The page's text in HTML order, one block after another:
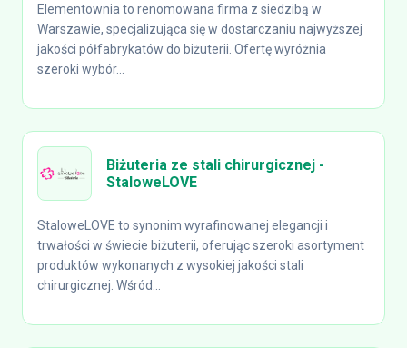
Elementownia to renomowana firma z siedzibą w
Warszawie, specjalizująca się w dostarczaniu najwyższej
jakości półfabrykatów do biżuterii. Ofertę wyróżnia
szeroki wybór...
Biżuteria ze stali chirurgicznej -
StaloweLOVE
StaloweLOVE to synonim wyrafinowanej elegancji i
trwałości w świecie biżuterii, oferując szeroki asortyment
produktów wykonanych z wysokiej jakości stali
chirurgicznej. Wśród...